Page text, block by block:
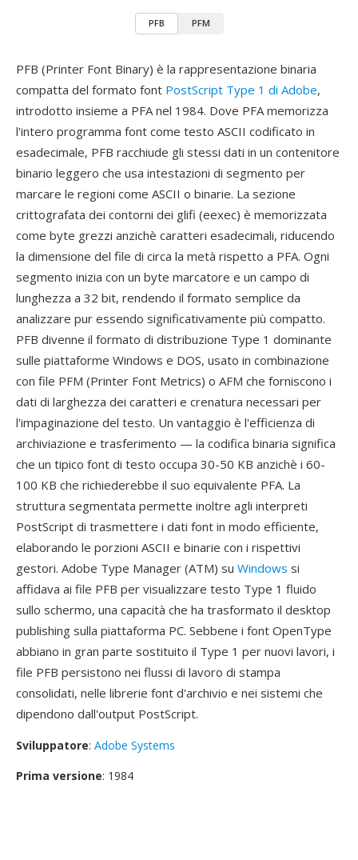
PFB PFM
PFB (Printer Font Binary) è la rappresentazione binaria
compatta del formato font PostScript Type 1 di Adobe,
introdotto insieme a PFA nel 1984. Dove PFA memorizza
l'intero programma font come testo ASCII codificato in
esadecimale, PFB racchiude gli stessi dati in un contenitore
binario leggero che usa intestazioni di segmento per
marcare le regioni come ASCII o binarie. La sezione
crittografata dei contorni dei glifi (eexec) è memorizzata
come byte grezzi anzichè caratteri esadecimali, riducendo
la dimensione del file di circa la metà rispetto a PFA. Ogni
segmento inizia con un byte marcatore e un campo di
lunghezza a 32 bit, rendendo il formato semplice da
analizzare pur essendo significativamente più compatto.
PFB divenne il formato di distribuzione Type 1 dominante
sulle piattaforme Windows e DOS, usato in combinazione
con file PFM (Printer Font Metrics) o AFM che forniscono i
dati di larghezza dei caratteri e crenatura necessari per
l'impaginazione del testo. Un vantaggio è l'efficienza di
archiviazione e trasferimento — la codifica binaria significa
che un tipico font di testo occupa 30-50 KB anzichè i 60-
100 KB che richiederebbe il suo equivalente PFA. La
struttura segmentata permette inoltre agli interpreti
PostScript di trasmettere i dati font in modo efficiente,
elaborando le porzioni ASCII e binarie con i rispettivi
gestori. Adobe Type Manager (ATM) su Windows si
affidava ai file PFB per visualizzare testo Type 1 fluido
sullo schermo, una capacità che ha trasformato il desktop
publishing sulla piattaforma PC. Sebbene i font OpenType
abbiano in gran parte sostituito il Type 1 per nuovi lavori, i
file PFB persistono nei flussi di lavoro di stampa
consolidati, nelle librerie font d'archivio e nei sistemi che
dipendono dall'output PostScript.
Sviluppatore: Adobe Systems
Prima versione: 1984